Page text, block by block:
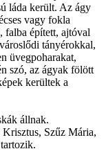
láda került. Az ágy
vagy fokla
falba épített, ajtóval
tányérokkal,
üvegpoharakat,
szó, az ágyak fölött
kerültek a
állnak.
Krisztus, Szűz Mária,